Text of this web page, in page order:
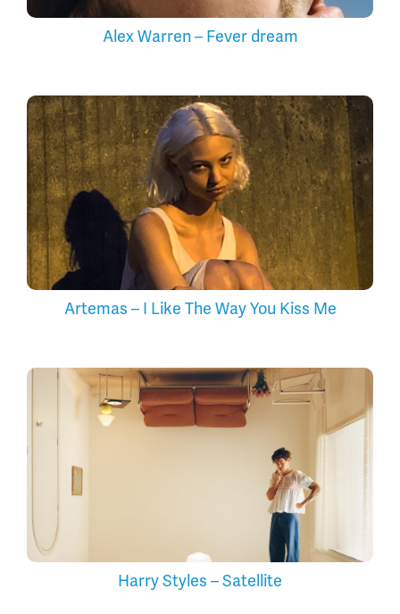
Alex Warren – Fever dream
Artemas – I Like The Way You Kiss Me
Harry Styles – Satellite